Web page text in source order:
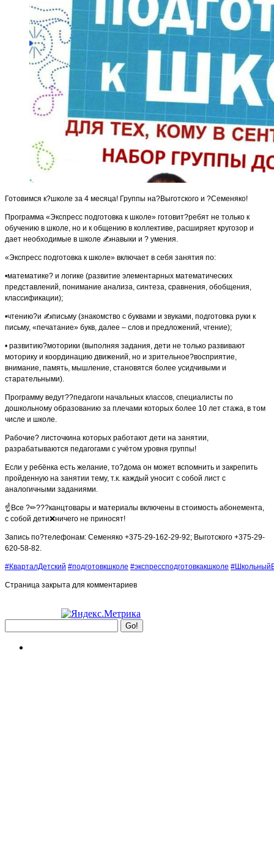
Готовимся к?школе за 4 месяца! Группы на?Выготского и ?Семеняко!
Программа «Экспресс подготовка к школе» готовит?ребят не только к
обучению в школе, но и к общению в коллективе, расширяет кругозор и
дает необходимые в школе ✍навыки и ? умения.
«Экспресс подготовка к школе» включает в себя занятия по:
•математике? и логике (развитие элементарных математических
представлений, понимание анализа, синтеза, сравнения, обобщения,
классификации);
•чтению?и ✍письму (знакомство с буквами и звуками, подготовка руки к
письму, «печатание» букв, далее – слов и предложений, чтение);
• развитию?моторики (выполняя задания, дети не только развивают
моторику и координацию движений, но и зрительное?восприятие,
внимание, память, мышление, становятся более усидчивыми и
старательными).
Программу ведут??педагоги начальных классов, специалисты по
дошкольному образованию за плечами которых более 10 лет стажа, в том
числе и школе.
Рабочие? листочкина которых работают дети на занятии,
разрабатываются педагогами с учётом уровня группы!
Если у ребёнка есть желание, то?дома он может вспомнить и закрепить
пройденную на занятии тему, т.к. каждый уносит с собой лист с
аналогичными заданиями.
☝Все ?✏???канцтовары и материалы включены в стоимость абонемента,
с собой дети❌ничего не приносят!
Запись по?телефонам: Семеняко +375-29-162-29-92; Выготского +375-29-
620-58-82.
#КварталДетский #подготовкшколе #экспрессподготовкакшколе #
Страница закрыта для комментариев